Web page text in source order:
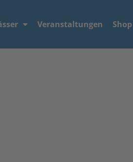
Veranstaltungen Shop